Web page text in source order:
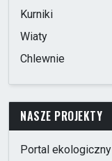
Kurniki
Wiaty
Chlewnie
NASZE PROJEKTY
Portal ekologiczny